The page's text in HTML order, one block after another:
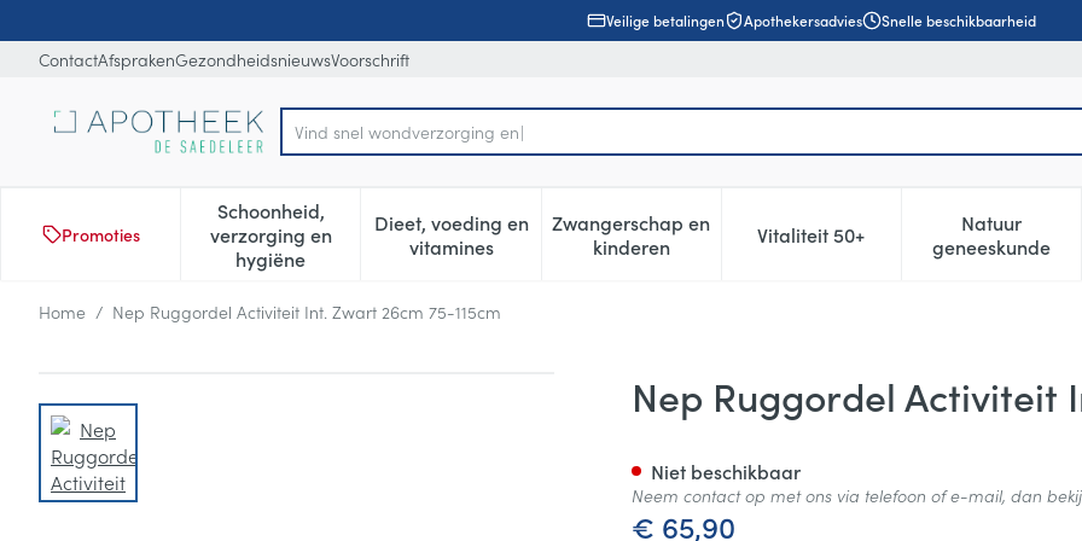
Veilige betalingen Apothekersadvies Snelle beschikbaarheid
ContactAfsprakenGezondheidsnieuwsVoorschrift
Product, merk, categorie...
Promoties
Schoonheid,
verzorging en
hygiëne
Toon submenu voor Schoonheid, verzorging en hygiëne categorie
Dieet, voeding en
vitaminesToon submenu voor Dieet, voeding en vitamines categorie
Zwangerschap en
kinderenToon submenu voor Zwangerschap en kinderen
Vitaliteit 50+Toon submenu voor Vitaliteit
Natuur
geneeskunde
Toon
Home / Nep Ruggordel Activiteit Int. Zwart 26cm 75-115cm
View larger image
Nep Ruggordel Activiteit Int. Zwart 26cm 75-115cm
Nep Ruggordel Activiteit
€ 65,90
Niet beschikbaar
Neem contact op met ons via telefoon of e-mail, dan